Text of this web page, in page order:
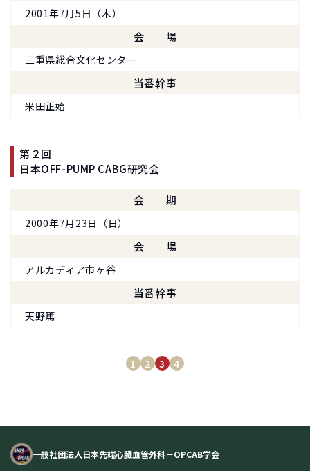
2001年7月5日（木）
会場
三重県総合文化センター
当番幹事
米田正始
第２回
日本OFF-PUMP CABG研究会
会期
2000年7月23日（日）
会場
アルカディア市ヶ谷
当番幹事
天野篤
1 2 3 4
一般社団法人日本先端心臓血管外科－OPCAB学会